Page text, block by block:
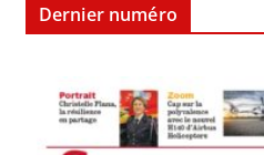
Dernier numéro